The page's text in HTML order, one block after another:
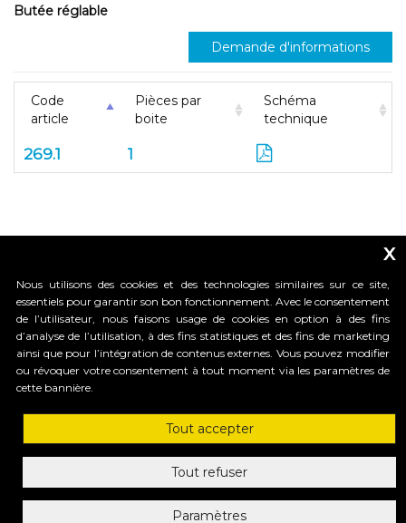
Butée réglable
Demande d'informations
Code
article
Pièces par
boite
Schéma
technique
269.1 1
_____________________________
HI-MOTIONS S.r.l.
Via dell'industria, 91 - 36030 Sarcedo (VI) Italy
mail: info@himotions.com
C.F. e P.IVA (IT): 03548520240 | Cap. Soc. € 10.000,00 i.v.
Società soggetta a Direzione e Coordinamento di:
Benincà Holding S.p.A. ai sensi dell’ articolo 2497 bis 2 C.C
x
Nous utilisons des cookies et des technologies similaires sur ce site,
essentiels pour garantir son bon fonctionnement. Avec le consentement
de l’utilisateur, nous faisons usage de cookies en option à des fins
d’analyse de l’utilisation, à des fins statistiques et des fins de marketing
ainsi que pour l’intégration de contenus externes. Vous pouvez modifier
ou révoquer votre consentement à tout moment via les paramètres de
cette bannière.
Tout accepter
Tout refuser
Paramètres